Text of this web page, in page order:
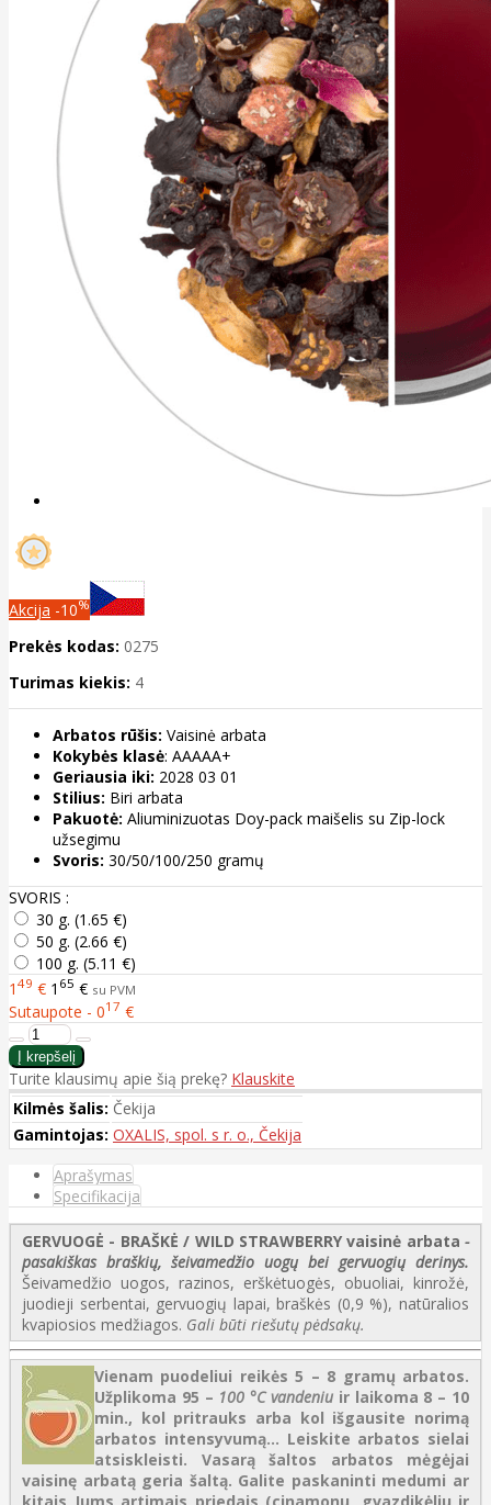
Akcija -10%
Prekės kodas: 0275
Turimas kiekis: 4
Arbatos rūšis: Vaisinė arbata
Kokybės klasė: AAAAA+
Geriausia iki: 2028 03 01
Stilius: Biri arbata
Pakuotė: Aliuminizuotas Doy-pack maišelis su Zip-lock
užsegimu
Svoris: 30/50/100/250 gramų
SVORIS :
30 g. (1.65 €)
50 g. (2.66 €)
100 g. (5.11 €)
1 49 € 1 65 € su PVM
Sutaupote - 017 €
Turite klausimų apie šią prekę? Klauskite
Kilmės šalis: Čekija
Gamintojas: OXALIS, spol. s r. o., Čekija
Aprašymas
Specifikacija
GERVUOGĖ - BRAŠKĖ / WILD STRAWBERRY vaisinė arbata -
pasakiškas braškių, šeivamedžio uogų bei gervuogių derinys.
Šeivamedžio uogos, razinos, erškėtuogės, obuoliai, kinrožė,
juodieji serbentai, gervuogių lapai, braškės (0,9 %), natūralios
kvapiosios medžiagos. Gali būti riešutų pėdsakų.
Vienam puodeliui reikės 5 – 8 gramų arbatos.
Užplikoma 95 – 100 °C vandeniu ir laikoma 8 – 10
min., kol pritrauks arba kol išgausite norimą
arbatos intensyvumą... Leiskite arbatos sielai
atsiskleisti.
Vasarą šaltos arbatos mėgėjai
vaisinę arbatą geria šaltą. Galite paskaninti medumi ar